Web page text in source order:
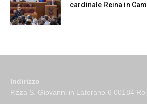
cardinale Reina in
Indirizzo
P.zza S. Giovanni in Laterano 6 00184